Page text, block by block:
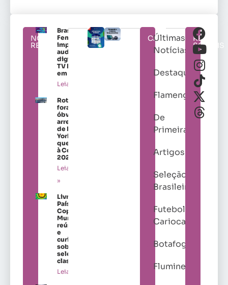
NOTÍCIAS
RELACIONADAS
Brasileirão
Feminino
impulsiona
audiência
digital da
TV Brasil
em 2026
Leia mais »
Roteiros
fora do
óbvio nos
arredores
de Nova
York para
quem vai
à Copa de
2026
Leia mais
»
Livro “Os
Países da
Copa do
Mundo”
reúne dados
e
curiosidades
sobre as
seleções
classificadas
Leia mais »
CATEGORIAS
Últimas
Notícias
Destaques
Flamengo
De
Primeira
Artigos
Seleção
Brasileira
Futebol
Carioca
Botafogo
Fluminense
REDES
SOCIAIS